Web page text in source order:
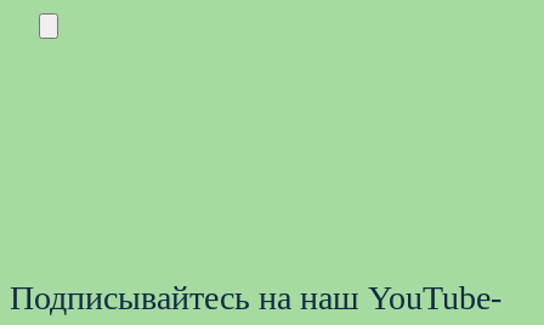
Подписывайтесь на наш YouTube-